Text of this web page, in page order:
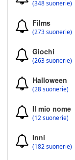
(348 suonerie)
Films
(273 suonerie)
Giochi
(263 suonerie)
Halloween
(28 suonerie)
Il mio nome
(12 suonerie)
Inni
(182 suonerie)